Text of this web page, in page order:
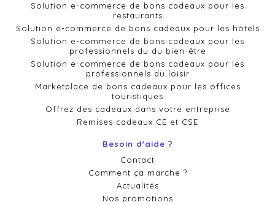
Solution e-commerce de bons cadeaux pour les
restaurants
Solution e-commerce de bons cadeaux pour les hôtels
Solution e-commerce de bons cadeaux pour les
professionnels du du bien-être
Solution e-commerce de bons cadeaux pour les
professionnels du loisir
Marketplace de bons cadeaux pour les offices
touristiques
Offrez des cadeaux dans votre entreprise
Remises cadeaux CE et CSE
Besoin d'aide ?
Contact
Comment ça marche ?
Actualités
Nos promotions